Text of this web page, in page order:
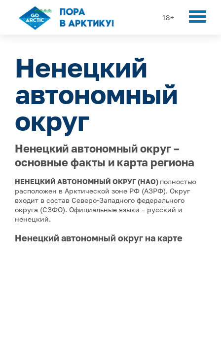
18+
Ненецкий
автономный
округ
Ненецкий автономный округ –
основные факты и карта региона
НЕНЕЦКИЙ АВТОНОМНЫЙ ОКРУГ (НАО) полностью
расположен в Арктической зоне РФ (АЗРФ). Округ
входит в состав Северо-Западного федерального
округа (СЗФО). Официальные языки – русский и
ненецкий.
Ненецкий автономный округ на карте